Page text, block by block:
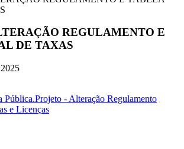
REGULAMENTO E
DE TAXAS
Pública.Projeto - Alteração Regulamento
e Licenças